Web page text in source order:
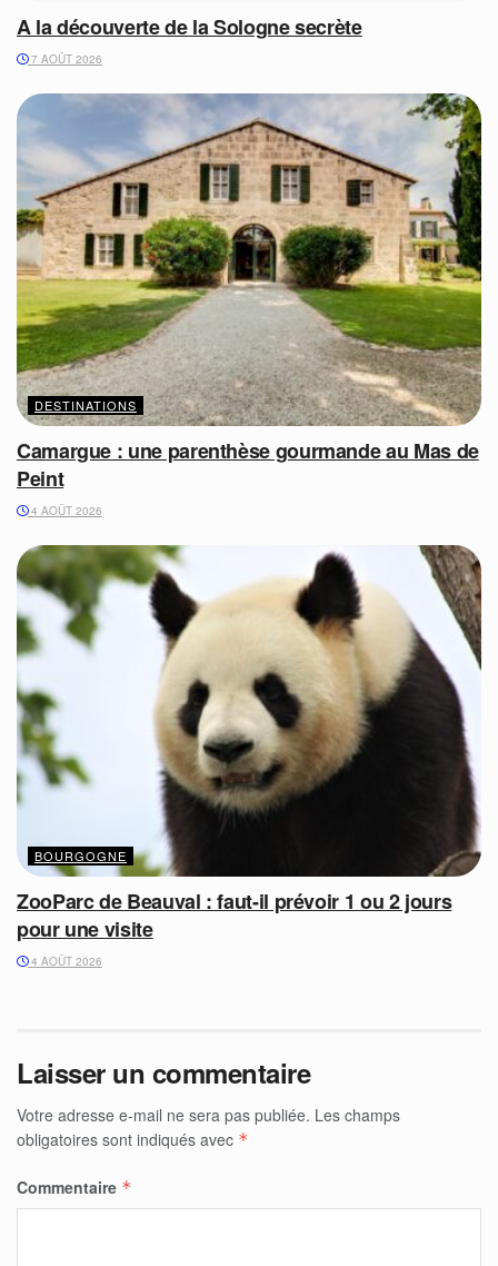
A la découverte de la Sologne secrète
7 AOÛT 2026
DESTINATIONS
Camargue : une parenthèse gourmande au Mas de
Peint
4 AOÛT 2026
BOURGOGNE
ZooParc de Beauval : faut-il prévoir 1 ou 2 jours
pour une visite
4 AOÛT 2026
Laisser un commentaire
Votre adresse e-mail ne sera pas publiée. Les champs
obligatoires sont indiqués avec *
Commentaire *